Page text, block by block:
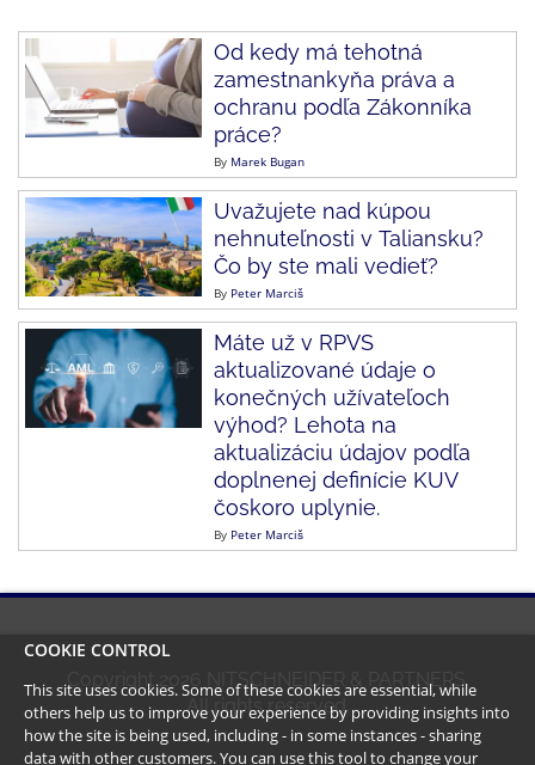
Od kedy má tehotná
zamestnankyňa práva a
ochranu podľa Zákonníka
práce?
By Marek Bugan
Uvažujete nad kúpou
nehnuteľnosti v Taliansku?
Čo by ste mali vedieť?
By Peter Marciš
Máte už v RPVS
aktualizované údaje o
konečných užívateľoch
výhod? Lehota na
aktualizáciu údajov podľa
doplnenej definície KUV
čoskoro uplynie.
By Peter Marciš
Copyright
NITSCHNEIDER & PARTNERS.
All rights reserved.
COOKIE CONTROL
This site uses cookies. Some of these cookies are essential, while
others help us to improve your experience by providing insights into
how the site is being used, including - in some instances - sharing
data with other customers. You can use this tool to change your